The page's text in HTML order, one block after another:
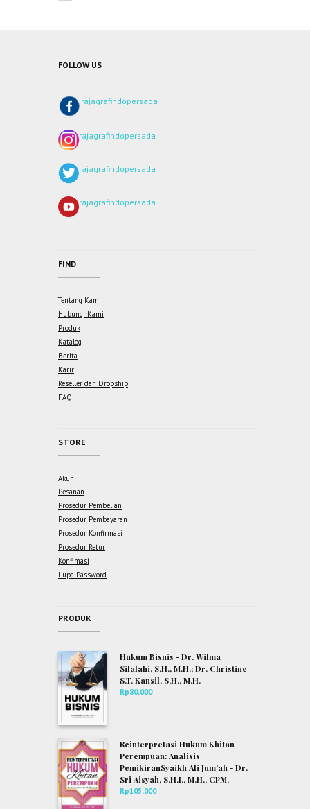
FOLLOW US
rajagrafindopersada
rajagrafindopersada
rajagrafindopersada
rajagrafindopersada
FIND
Tentang Kami
Hubungi Kami
Produk
Katalog
Berita
Karir
Reseller dan Dropship
FAQ
STORE
Akun
Pesanan
Prosedur Pembelian
Prosedur Pembayaran
Prosedur Konfirmasi
Prosedur Retur
Konfimasi
Lupa Password
PRODUK
Hukum Bisnis - Dr. Wilma
Silalahi, S.H., M.H.; Dr. Christine
S.T. Kansil, S.H., M.H.
Rp80,000
Reinterpretasi Hukum Khitan
Perempuan: Analisis
PemikiranSyaikh Ali Jum’ah - Dr.
Sri Aisyah, S.H.I., M.H., CPM.
Rp105,000